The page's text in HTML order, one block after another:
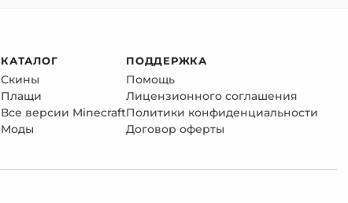
КАТАЛОГ
Скины
Плащи
Все версии Minecraft
Моды
ПОДДЕРЖКА
Помощь
Лицензионного соглашения
Политики конфиденциальности
Договор оферты